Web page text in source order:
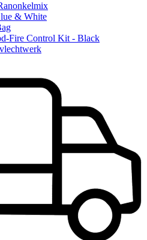
& White
Fire Control Kit - Black